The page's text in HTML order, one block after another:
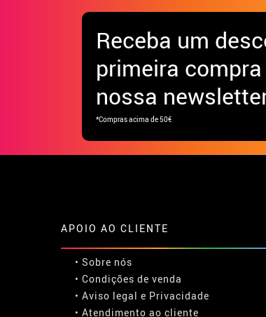
Receba um
primeira
nossa
*Compras acima de 50€
APOIO AO CLIENTE
• Sobre nós
• Condições de venda
• Aviso legal e Privacidade
• Atendimento ao cliente